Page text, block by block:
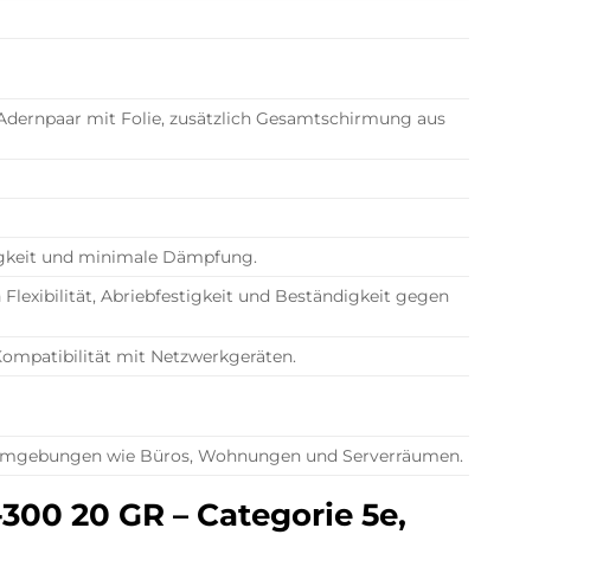
mit Folie, zusätzlich Gesamtschirmung aus
und minimale Dämpfung.
Abriebfestigkeit und Beständigkeit gegen
mit Netzwerkgeräten.
wie Büros, Wohnungen und Serverräumen.
20 GR – Categorie 5e,